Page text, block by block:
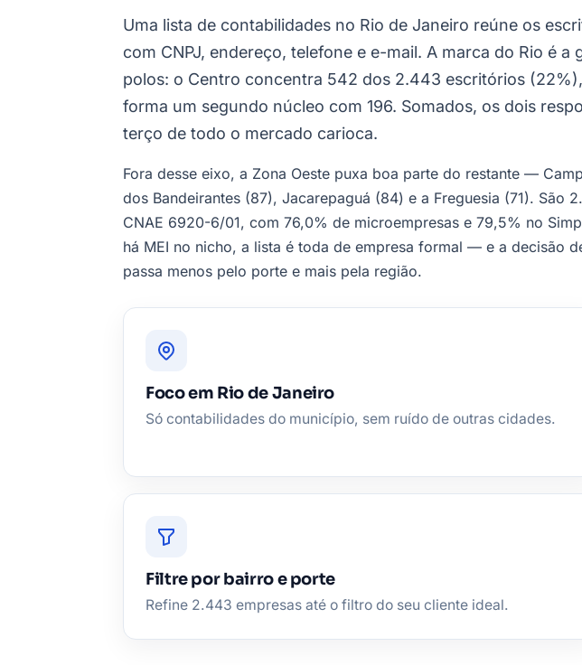
Uma lista de contabilidades no Rio de Janeiro reúne os
com CNPJ, endereço, telefone e e-mail. A marca do Rio é a
polos: o Centro concentra 542 dos 2.443 escritórios
forma um segundo núcleo com 196. Somados, os dois
terço de todo o mercado carioca.
Fora desse eixo, a Zona Oeste puxa boa parte do restante —
dos Bandeirantes (87), Jacarepaguá (84) e a Freguesia (71). São
CNAE 6920-6/01, com 76,0% de microempresas e 79,5% no
há MEI no nicho, a lista é toda de empresa formal — e a decisão
passa menos pelo porte e mais pela região.
Foco em Rio de Janeiro
Só contabilidades do município, sem ruído de outras cidades.
Filtre por bairro e porte
Refine 2.443 empresas até o filtro do seu cliente ideal.